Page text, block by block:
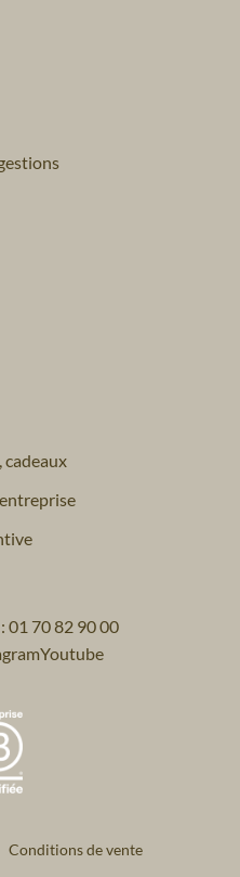
cadeaux
01 70 82 90 00
Youtube
Conditions de vente